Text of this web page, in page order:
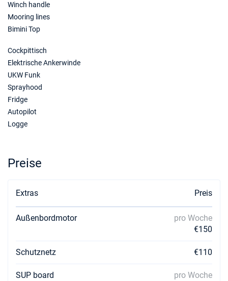
Winch handle
Mooring lines
Bimini Top
Cockpittisch
Elektrische Ankerwinde
UKW Funk
Sprayhood
Fridge
Autopilot
Logge
Preise
Extras Preis
Außenbordmotor
pro Woche
€150
Schutznetz €110
SUP board
pro Woche